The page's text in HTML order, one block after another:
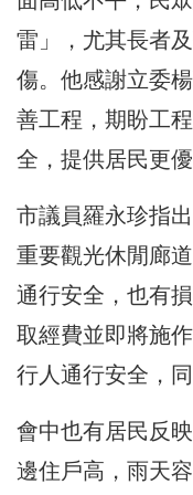
雷」，尤其長者
傷。他感謝立委
善工程，期盼工
全，提供居民更
市議員羅永珍指
重要觀光休閒廊
通行安全，也有
取經費並即將施
行人通行安全，
會中也有居民反
邊住戶高，雨天